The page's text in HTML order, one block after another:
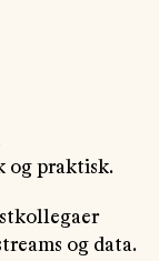
og praktisk.
og data.